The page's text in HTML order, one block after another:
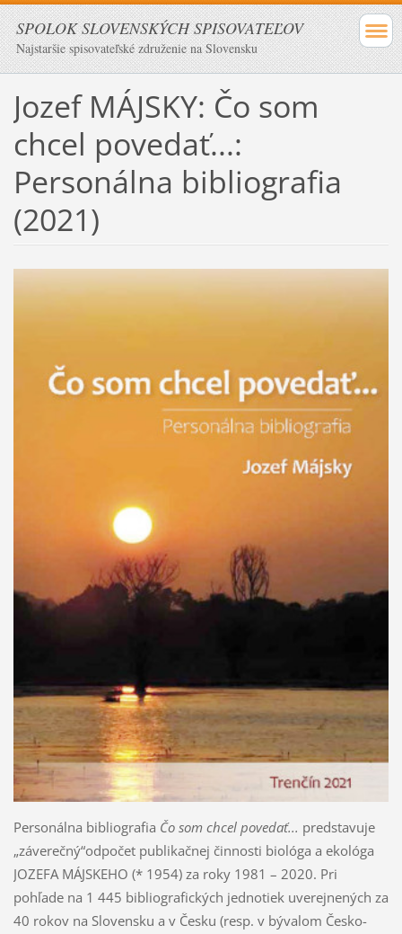
SPOLOK SLOVENSKÝCH SPISOVATEĽOV
Najstaršie spisovateľské združenie na Slovensku
Jozef MÁJSKY: Čo som
chcel povedať...:
Personálna bibliografia
(2021)
Personálna bibliografia Čo som chcel povedať... predstavuje
„záverečný“odpočet publikačnej činnosti biológa a ekológa
JOZEFA MÁJSKEHO (* 1954) za roky 1981 – 2020. Pri
pohľade na 1 445 bibliografických jednotiek uverejnených za
40 rokov na Slovensku a v Česku (resp. v bývalom Česko-